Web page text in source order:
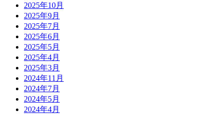
2025年10月
2025年9月
2025年7月
2025年6月
2025年5月
2025年4月
2025年3月
2024年11月
2024年7月
2024年5月
2024年4月